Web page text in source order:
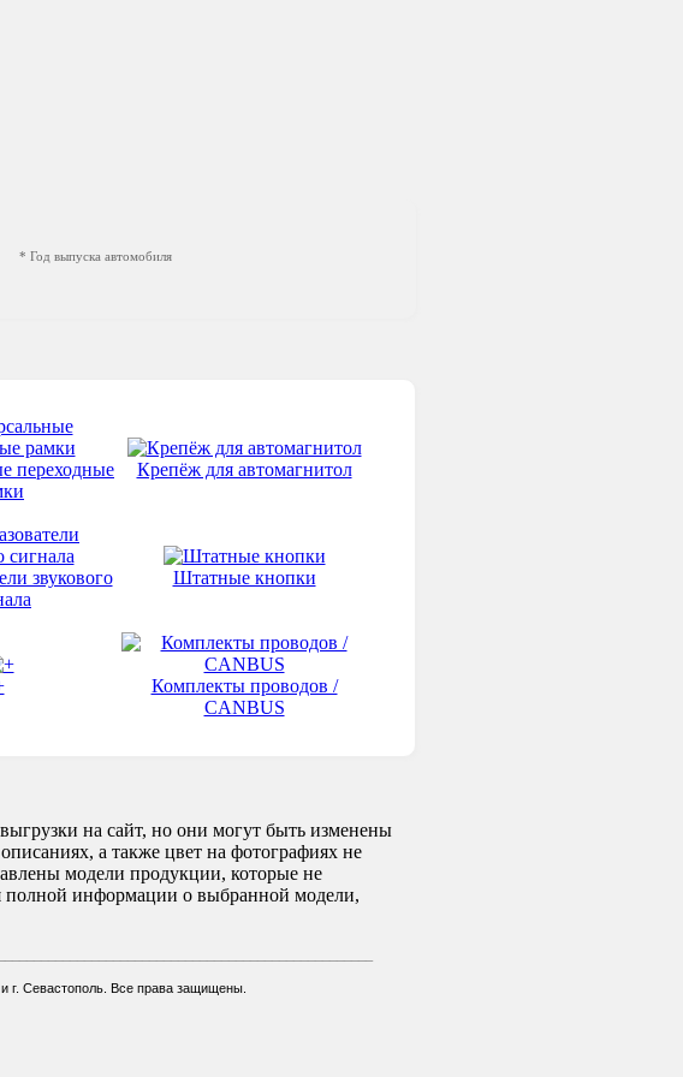
* Год выпуска автомобиля
переходные
Крепёж для автомагнитол
звукового
Штатные кнопки
Комплекты проводов /
CANBUS
на сайт, но они могут быть изменены
а также цвет на фотографиях не
модели продукции, которые не
полной информации о выбранной модели,
г. Севастополь Все права защищены.